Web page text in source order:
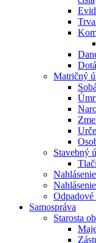
Matričný
Stavebný
Odpadové
Samospráva
Starosta